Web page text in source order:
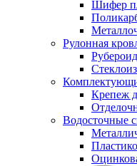
Шифер
Рулонная
Крепеж
Водосточные